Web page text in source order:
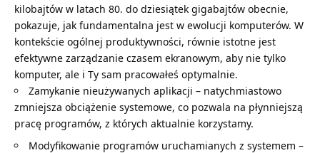
kilobajtów w latach 80. do dziesiątek gigabajtów obecnie,
pokazuje, jak fundamentalna jest w ewolucji komputerów. W
kontekście ogólnej produktywności, równie istotne jest
efektywne zarządzanie czasem ekranowym, aby nie tylko
komputer, ale i Ty sam pracowałeś optymalnie.
Zamykanie nieużywanych aplikacji – natychmiastowo
zmniejsza obciążenie systemowe, co pozwala na płynniejszą
pracę programów, z których aktualnie korzystamy.
Modyfikowanie programów uruchamianych z systemem –